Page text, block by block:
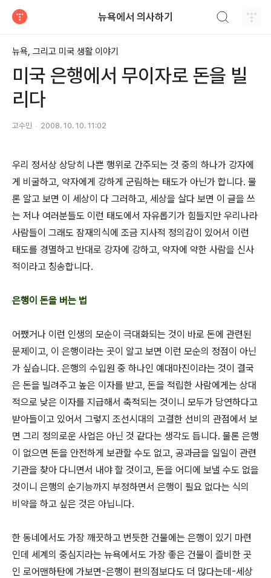
뉴욕에서 의사하기
뉴욕, 그리고 미국 생활 이야기
미국 은행에서 무이자로 돈을 빌
리다
고수민 2008. 10. 10. 11:02
우리 정서상 상당히 나쁜 행위로 간주되는 것 중의 하나가 강자에
게 비굴하고, 약자에게 강하게 군림하는 태도가 아닌가 합니다. 물
론 알고 보면 이 세상이 다 그러하고, 세상을 살다 보면 이 글을 쓰
는 저나 여러분들도 이런 태도에서 자유롭기가 힘들지만 우리나라
사람들이 그래도 잠재의식에 조금 지사적 정의감이 있어서 이런
태도를 경멸하고 반대로 강자에 강하고, 약자에 약한 사람을 신사
적이라고 칭송합니다.
은행이 돈을 버는 법
어쨌거나 이런 인생의 모순이 극대화되는 것이 바로 돈에 관련된
문제이고, 이 은행이라는 곳이 알고 보면 이런 모순의 정점이 아닌
가 싶습니다. 은행의 수입원 중 하나인 예대마진이라는 것이 결국
은 돈을 빌려주고 높은 이자를 받고, 돈을 적립한 사람에게는 상대
적으로 낮은 이자를 지급해서 축적되는 것이니 모두가 당연하다고
받아들이고 있어서 그렇지 조선시대의 고결한 선비의 관점에서 보
면 그리 정의로운 사업은 아닌 것 같다는 생각도 듭니다. 물론 은행
이 없으면 돈을 안전하게 보관할 수도 없고, 공과금을 일일이 관련
기관을 찾아 다니면서 내야 할 것이고, 돈을 어디에 보낼 수도 없을
것이니 은행의 순기능까지 부정하면서 은행이 필요 없다는 식의
비약을 하고 싶은 것은 아닙니다.
한 동네에서도 가장 깨끗하고 번듯한 건물에는 은행이 있기 마련
인데 세계의 중심지라는 뉴욕에서도 가장 좋은 건물이 즐비한 곳
인 로어맨하탄에 가보면-은행이 편의점보다도 더 많다는데-세상